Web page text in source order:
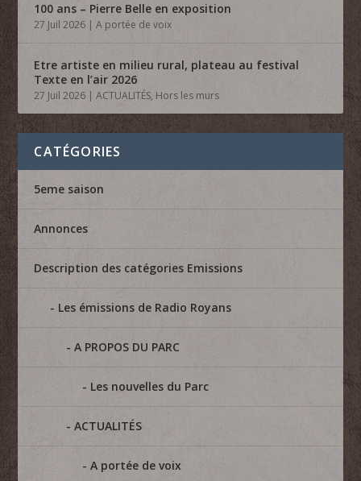
100 ans – Pierre Belle en exposition
27 Juil 2026 |A portée de voix
Etre artiste en milieu rural, plateau au festival
Texte en l’air 2026
27 Juil 2026 |ACTUALITÉS, Hors les murs
CATÉGORIES
5eme saison
Annonces
Description des catégories Emissions
Les émissions de Radio Royans
A PROPOS DU PARC
Les nouvelles du Parc
ACTUALITÉS
A portée de voix